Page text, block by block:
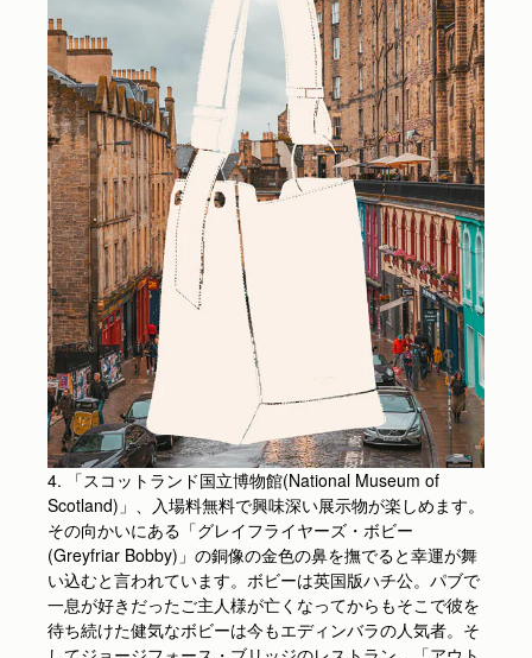
4. 「スコットランド国立博物館(National Museum of
Scotland)」、入場料無料で興味深い展示物が楽しめます。
その向かいにある「グレイフライヤーズ・ボビー
(Greyfriar Bobby)」の銅像の金色の鼻を撫でると幸運が舞
い込むと言われています。ボビーは英国版ハチ公。パブで
一息が好きだったご主人様が亡くなってからもそこで彼を
待ち続けた健気なボビーは今もエディンバラの人気者。そ